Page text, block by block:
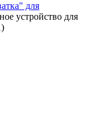
для
устройство для